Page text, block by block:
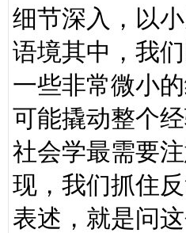
细节深入，以
语境其中，我
一些非常微小
可能撬动整个
社会学最需要
现，我们抓住
表述，就是问